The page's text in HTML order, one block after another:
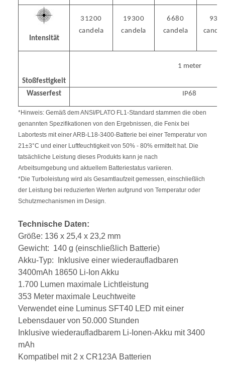
Intensität
31200
candela
19300
candela
6680
candela
930
Stoßfestigkeit
1 meter
Wasserfest IP68
*Hinweis: Gemäß dem ANSI/PLATO FL1-Standard stammen die oben
genannten Spezifikationen von den Ergebnissen, die Fenix bei
Labortests mit einer ARB-L18-3400-Batterie bei einer Temperatur von
21±3°C und einer Luftfeuchtigkeit von 50% - 80% ermittelt hat. Die
tatsächliche Leistung dieses Produkts kann je nach
Arbeitsumgebung und aktuellem Batteriestatus variieren.
*Die Turboleistung wird als Gesamtlaufzeit gemessen, einschließlich
der Leistung bei reduzierten Werten aufgrund von Temperatur oder
Schutzmechanismen im Design.
Technische Daten:
Größe: 136 x 25,4 x 23,2 mm
Gewicht: 140 g (einschließlich Batterie)
Akku-Typ: Inklusive einer wiederaufladbaren
3400mAh 18650 Li-Ion Akku
1.700 Lumen maximale Lichtleistung
353 Meter maximale Leuchtweite
Verwendet eine Luminus SFT40 LED mit einer
Lebensdauer von 50.000 Stunden
Inklusive wiederaufladbarem Li-Ionen-Akku mit 3400
mAh
Kompatibel mit 2 x CR123A Batterien